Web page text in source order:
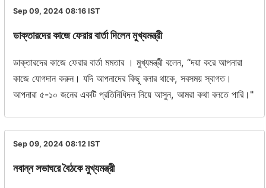
Sep 09, 2024 08:16 IST
ডাক্তারদের কাজে ফেরার বার্তা দিলেন মুখ্যমন্ত্রী
ডাক্তারদের কাজে ফেরার বার্তা মমতার । মুখ্যমন্ত্রী বলেন, “দয়া করে আপনারা
কাজে যোগদান করুন। যদি আপনাদের কিছু বলার থাকে, সবসময় স্বাগত।
আপনারা ৫-১০ জনের একটি প্রতিনিধিদল নিয়ে আসুন, আমরা কথা বলতে পারি।"
Sep 09, 2024 08:12 IST
নবান্ন সভাঘরে বৈঠকে মুখ্যমন্ত্রী